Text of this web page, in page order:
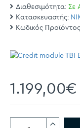
Διαθεσιμότητα: Σε
Κατασκευαστής:
Κωδικός
1.199,00€